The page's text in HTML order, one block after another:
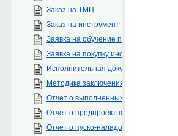
Заказ на ТМЦ
Заказ на инструмент
Заявка на обучение персонала
Заявка на покупку инструментов
Исполнительная документация
Методика заключения договоров
Отчет о выполненных СМР
Отчет о предпроектном обследовании
Отчет о пуско-наладочных работах